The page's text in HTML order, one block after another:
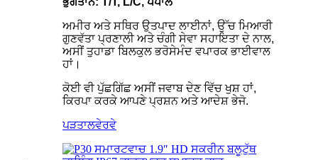
ਅਮੀਰ ਅਤੇ ਸਥਿਰ ਉਤਪਾਦ ਲਾਈਨਾਂ, ਉੱਚ ਮਿਆਰੀ
ਗੁਣਵੱਤਾ ਪ੍ਰਣਾਲੀ ਅਤੇ ਚੰਗੀ ਸੇਵਾ ਸਹਾਇਤਾ ਦੇ ਨਾਲ,
ਅਸੀਂ ਤੁਹਾਡਾ ਬਿਲਕੁਲ ਭਰੋਸੇਮੰਦ ਵਪਾਰਕ ਭਾਈਵਾਲ
ਹਾਂ।
ਕੋਈ ਵੀ ਪੁੱਛਗਿੱਛ ਅਸੀਂ ਜਵਾਬ ਦੇਣ ਵਿੱਚ ਖੁਸ਼ ਹਾਂ,
ਕਿਰਪਾ ਕਰਕੇ ਆਪਣੇ ਪ੍ਰਸ਼ਨ ਅਤੇ ਆਦੇਸ਼ ਭੇਜੋ.
ਪੜਤਾਲਵੇਰਵੇ